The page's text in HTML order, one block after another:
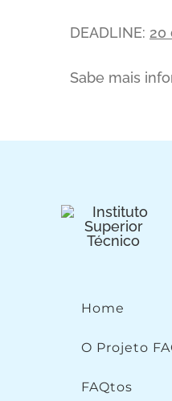
DEADLINE: 20
Sabe mais
Home
O Projeto
FAQtos